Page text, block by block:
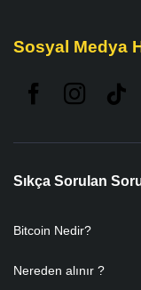
Sosyal Medya
Sıkça Sorulan
Bitcoin Nedir?
Nereden alınır ?